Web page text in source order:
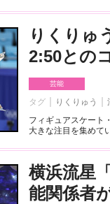
りくりゅ
2:50との
芸能
タグ りくりゅう
フィギュアスケート
大きな注目を集めて
横浜流星
能関係者